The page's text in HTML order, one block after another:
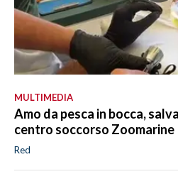
MULTIMEDIA
Amo da pesca in bocca,
centro soccorso Zoomarine
Red